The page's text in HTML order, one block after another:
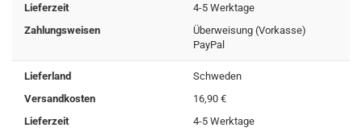
Lieferzeit
4-5 Werktage
Zahlungsweisen
Überweisung (Vorkasse)
PayPal
Lieferland
Schweden
Versandkosten
16,90 €
Lieferzeit
4-5 Werktage